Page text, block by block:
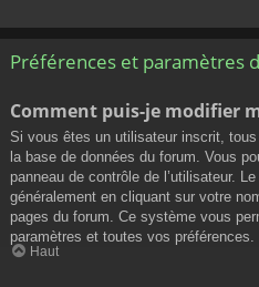
Préférences et paramètres
Comment puis-je modifier
Si vous êtes un utilisateur inscrit,
la base de données du forum. Vous
panneau de contrôle de l’utilisateur.
généralement en cliquant sur votre
pages du forum. Ce système vous
paramètres et toutes vos préférences.
Haut